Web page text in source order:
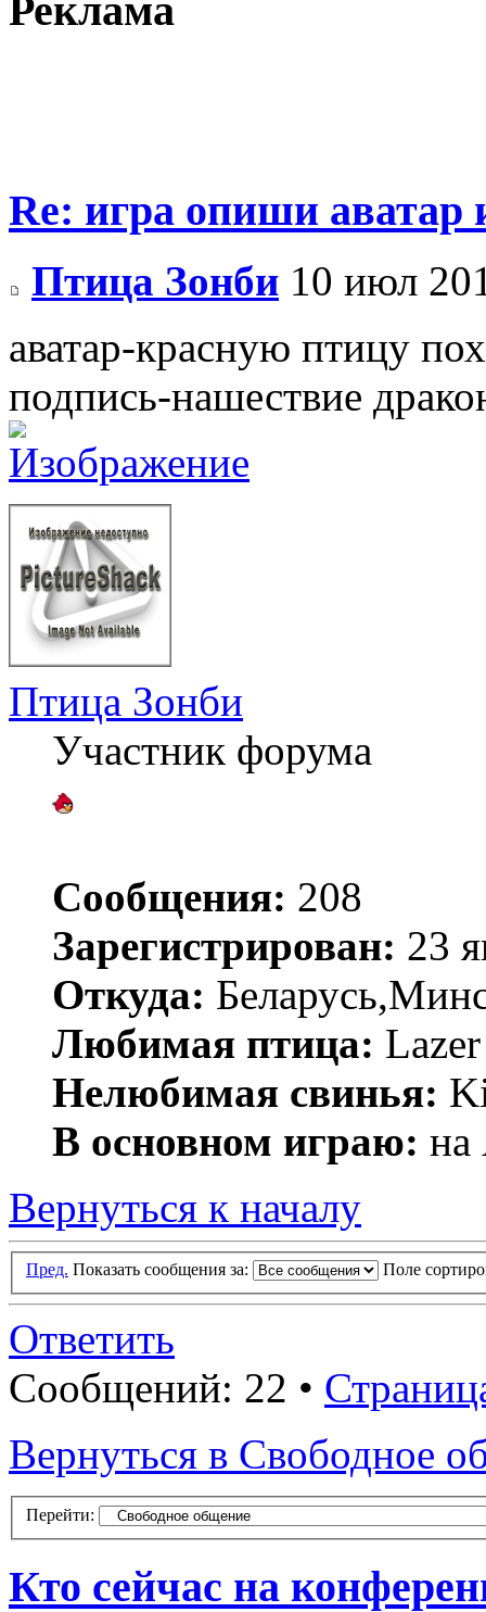
Реклама
Re: игра опиши аватар
Птица Зонби 10 июл
аватар-красную птицу
подпись-нашествие
Птица Зонби
Участник форума
Сообщения: 208
Зарегистрирован: 23
Откуда:
Любимая птица:
Нелюбимая свинья:
В основном играю: на
Вернуться к началу
Пред. Показать сообщения за: Поле
Ответить
Сообщений: 22 •
Вернуться в Свободное
Перейти:
Кто сейчас на